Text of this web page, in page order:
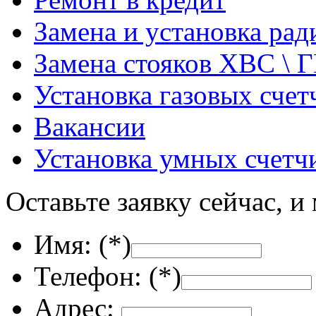
Замена и установка
Замена стояков ХВС \
Установка газовых
Вакансии
Установка умных
Оставьте заявку сейчас,
Имя: (*)
Телефон: (*)
Адрес: